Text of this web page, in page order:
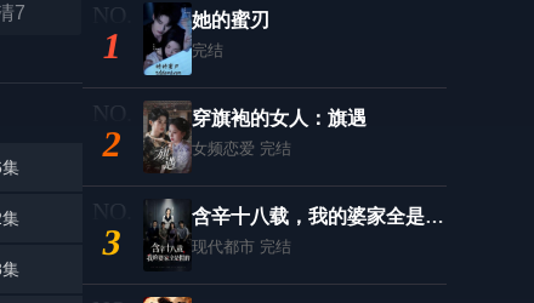
7
1
她的蜜刃
完结
2
穿旗袍的女人：旗遇
女频恋爱 完结
3
含辛十八载，我的婆家全是假的
现代都市 完结